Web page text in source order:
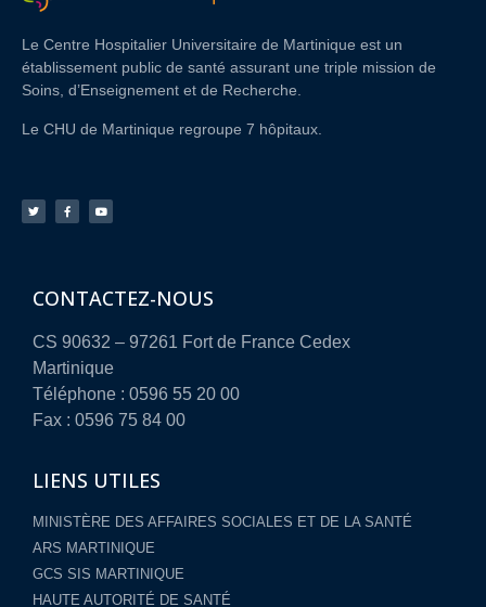
Le Centre Hospitalier Universitaire de Martinique est un
établissement public de santé assurant une triple mission de
Soins, d’Enseignement et de Recherche.
Le CHU de Martinique regroupe 7 hôpitaux.
CONTACTEZ-NOUS
CS 90632 – 97261 Fort de France Cedex
Martinique
Téléphone : 0596 55 20 00
Fax : 0596 75 84 00
LIENS UTILES
MINISTÈRE DES AFFAIRES SOCIALES ET DE LA SANTÉ
ARS MARTINIQUE
GCS SIS MARTINIQUE
HAUTE AUTORITÉ DE SANTÉ